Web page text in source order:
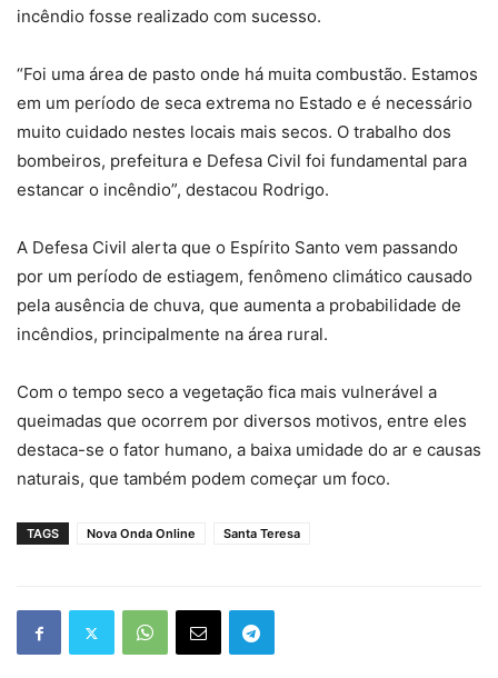
incêndio fosse realizado com sucesso.
“Foi uma área de pasto onde há muita combustão. Estamos
em um período de seca extrema no Estado e é necessário
muito cuidado nestes locais mais secos. O trabalho dos
bombeiros, prefeitura e Defesa Civil foi fundamental para
estancar o incêndio”, destacou Rodrigo.
A Defesa Civil alerta que o Espírito Santo vem passando
por um período de estiagem, fenômeno climático causado
pela ausência de chuva, que aumenta a probabilidade de
incêndios, principalmente na área rural.
Com o tempo seco a vegetação fica mais vulnerável a
queimadas que ocorrem por diversos motivos, entre eles
destaca-se o fator humano, a baixa umidade do ar e causas
naturais, que também podem começar um foco.
TAGS Nova Onda Online Santa Teresa